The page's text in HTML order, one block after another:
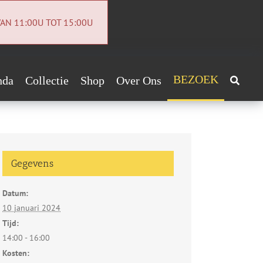
11:00U TOT 15:00U
Collectie Shop Over Ons BEZOEK
Gegevens
Datum:
10 januari 2024
Tijd:
14:00 - 16:00
Kosten: